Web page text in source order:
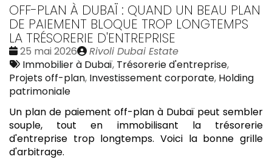
OFF-PLAN À DUBAÏ : QUAND UN BEAU PLAN
DE PAIEMENT BLOQUE TROP LONGTEMPS
LA TRÉSORERIE D'ENTREPRISE
Date
:
25 mai 2026
Publié
par
Rivoli Dubai Estate
Tags
:
Immobilier à Dubaï, Trésorerie d'entreprise,
Projets off-plan, Investissement corporate, Holding
patrimoniale
Un plan de paiement off-plan à Dubaï peut sembler
souple, tout en immobilisant la trésorerie
d'entreprise trop longtemps. Voici la bonne grille
d'arbitrage.